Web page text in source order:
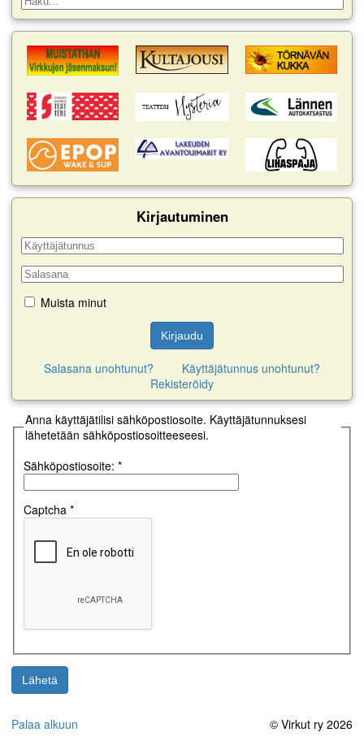
Anna käyttäjätilisi sähköpostiosoite. Käyttäjätunnuksesi
lähetetään sähköpostiosoitteeseesi.
Sähköpostiosoite: *
Captcha *
Lähetä
Muista minut
Kirjaudu
Salasana unohtunut?
Käyttäjätunnus unohtunut?
Rekisteröidy
Palaa alkuun © Virkut ry 2026